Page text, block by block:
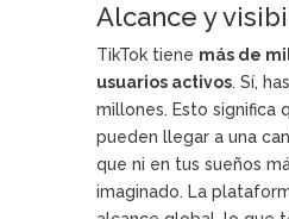
Alcance y
TikTok tiene más de
usuarios activos. Sí,
millones. Esto significa
pueden llegar a una
que ni en tus sueños
imaginado. La